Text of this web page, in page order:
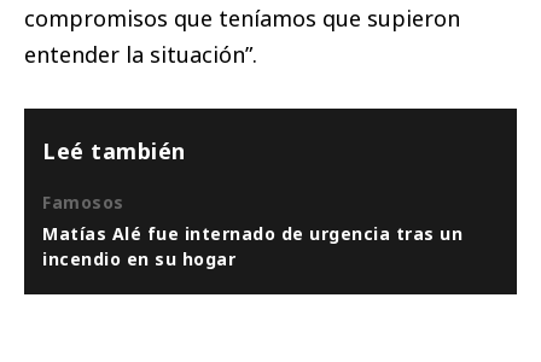
compromisos que teníamos que supieron
entender la situación”.
Leé también
Famosos
Matías Alé fue internado de urgencia tras un
incendio en su hogar